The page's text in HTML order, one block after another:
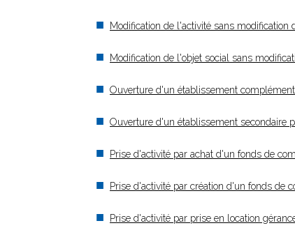
Modification de l'activité sans modification
Modification de l'objet social sans
Ouverture d'un établissement
Ouverture d'un établissement secondaire
Prise d'activité par achat d'un fonds de
Prise d'activité par création d'un fonds de
Prise d'activité par prise en location